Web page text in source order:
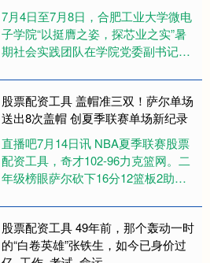
7月4日至7月8日，合肥工业大学微电
子学院“以挺膺之姿，探芯业之实”暑
期社会实践团队在学院党委副书记张
股票配资工具，赴合肥市集成....
股票配资工具 盖帽准三双！萨尔单场
送出8次盖帽 创夏季联赛单场新纪录
直播吧7月14日讯 NBA夏季联赛股票
配资工具，奇才102-96力克篮网。二
年级榜眼萨尔砍下16分12篮板2助攻8
帽数纪录，此....
股票配资工具 49年前，那个轰动一时
的“白卷英雄”张铁生，如今已身价过